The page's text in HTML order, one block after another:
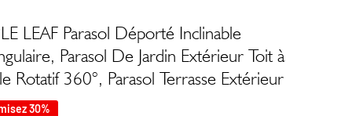
LEAF Parasol Déporté Inclinable
Parasol De Jardin Extérieur Toit à
Rotatif 360°, Parasol Terrasse Extérieur
30%